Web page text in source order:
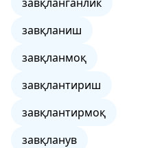
завқланиш
завқланмоқ
завқлантириш
завқлантирмоқ
завқланув